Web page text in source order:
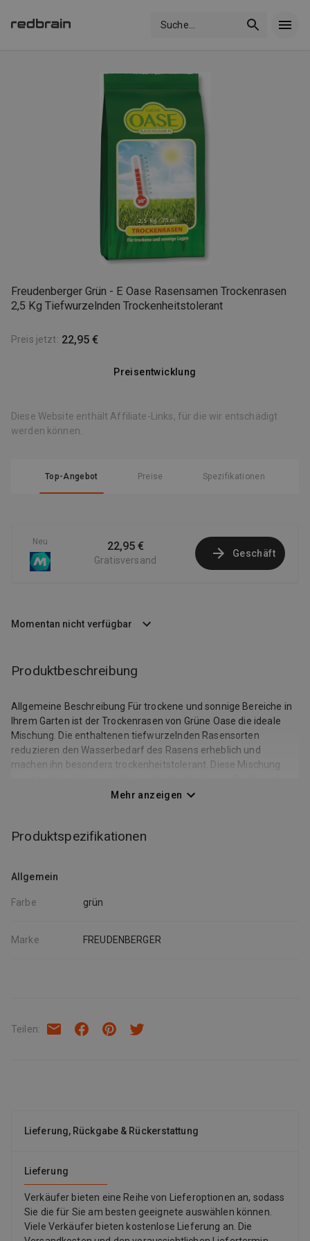
Suche
Freudenberger Grün - E Oase Rasensamen Trockenrasen
2,5 Kg Tiefwurzelnden Trockenheitstolerant
Preis jetzt: 22,95 €
Preisentwicklung
Diese Website enthält Affiliate-Links, für die wir entschädigt
werden können.
Top-Angebot Preise Spezifikationen
Neu 22,95 €
Gratisversand
Geschäft
Momentan nicht verfügbar
Produktbeschreibung
Allgemeine Beschreibung Für trockene und sonnige Bereiche in
Ihrem Garten ist der Trockenrasen von Grüne Oase die ideale
Mischung. Die enthaltenen tiefwurzelnden Rasensorten
reduzieren den Wasserbedarf des Rasens erheblich und
machen ihn besonders trockenheitstolerant. Diese Mischung
für ein sattes Grün. Technische daten Kulturart: Rasenmischung
Mehr anzeigen
Produktspezifikationen
Allgemein
Farbe grün
Marke FREUDENBERGER
Teilen:
Lieferung, Rückgabe & Rückerstattung
Lieferung
Verkäufer bieten eine Reihe von Lieferoptionen an, sodass
Sie die für Sie am besten geeignete auswählen können.
Viele Verkäufer bieten kostenlose Lieferung an. Die